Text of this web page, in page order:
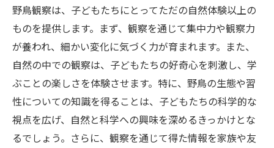
野鳥観察は、子どもたちにとってただの自然体験以上の
ものを提供します。まず、観察を通じて集中力や観察力
が養われ、細かい変化に気づく力が育まれます。また、
自然の中での観察は、子どもたちの好奇心を刺激し、学
ぶことの楽しさを体験させます。特に、野鳥の生態や習
性についての知識を得ることは、子どもたちの科学的な
視点を広げ、自然と科学への興味を深めるきっかけとな
るでしょう。さらに、観察を通じて得た情報を家族や友